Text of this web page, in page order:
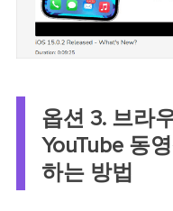
옵션 3. 브라
YouTube 동
하는 방법